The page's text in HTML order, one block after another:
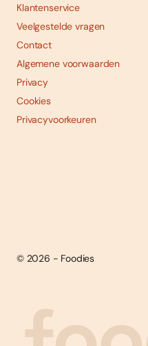
Klantenservice
Veelgestelde vragen
Contact
Algemene voorwaarden
Privacy
Cookies
Privacyvoorkeuren
© 2026 - Foodies